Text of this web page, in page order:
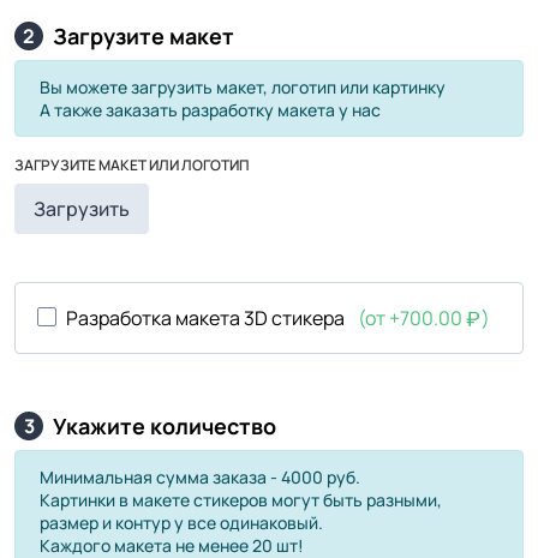
2 Загрузите макет
Вы можете загрузить макет, логотип или картинку
А также заказать разработку макета у нас
ЗАГРУЗИТЕ МАКЕТ ИЛИ ЛОГОТИП
Загрузить
Разработка макета 3D стикера (от +700.00 )
3 Укажите количество
Минимальная сумма заказа - 4000 руб.
Картинки в макете стикеров могут быть разными,
размер и контур у все одинаковый.
Каждого макета не менее 20 шт!